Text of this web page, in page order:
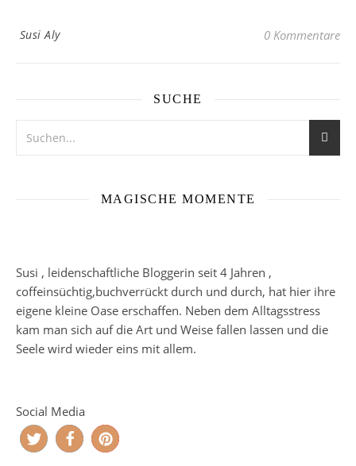
Susi Aly 0 Kommentare
SUCHE
MAGISCHE MOMENTE
Susi , leidenschaftliche Bloggerin seit 4 Jahren ,
coffeinsüchtig,buchverrückt durch und durch, hat hier ihre
eigene kleine Oase erschaffen. Neben dem Alltagsstress
kam man sich auf die Art und Weise fallen lassen und die
Seele wird wieder eins mit allem.
Social Media